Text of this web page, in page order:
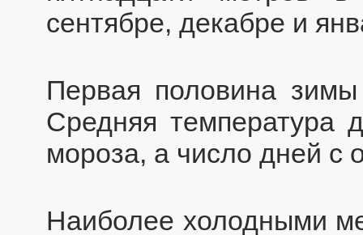
сентябре, декабре и
Первая половина
Средняя температура
мороза, а число дней с
Наиболее холодными